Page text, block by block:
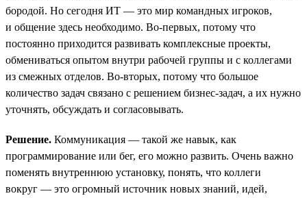
бородой. Но сегодня ИТ — это мир командных игроков,
и общение здесь необходимо. Во-первых, потому что
постоянно приходится развивать комплексные проекты,
обмениваться опытом внутри рабочей группы и с коллегами
из смежных отделов. Во-вторых, потому что большое
количество задач связано с решением бизнес-задач, а их нужно
уточнять, обсуждать и согласовывать.
Решение. Коммуникация — такой же навык, как
программирование или бег, его можно развить. Очень важно
поменять внутреннюю установку, понять, что коллеги
вокруг — это огромный источник новых знаний, идей,